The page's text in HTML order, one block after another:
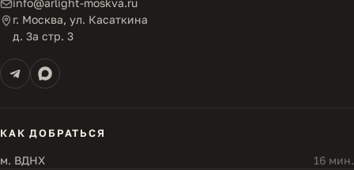
info@arlight-moskva.ru
г. Москва, ул. Касаткина
д. 3а стр. 3
КАК ДОБРАТЬСЯ
м. ВДНХ
16 мин.